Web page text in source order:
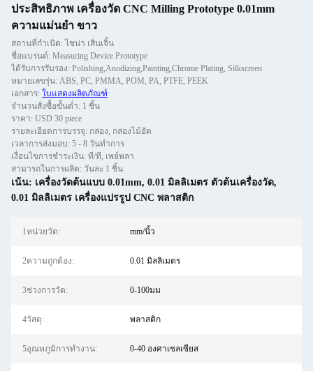
ประสิทธิภาพ เครื่องวัด CNC Milling Prototype 0.01mm
ความแม่นยํา ขาว
สถานที่กำเนิด: ไชน่า เสิ่นเจิ้น
ชื่อแบรนด์: Measuring Device Prototype
ได้รับการรับรอง: Polishing,Anodizing,Painting,Chrome Plating, Silkscreen
หมายเลขรุ่น: ABS, PC, PMMA, POM, PA, PTFE, PEEK
เอกสาร: ใบแสดงผลิตภัณฑ์
จำนวนสั่งซื้อขั้นต่ำ: 1 ชิ้น
ราคา: USD 30 piece
รายละเอียดการบรรจุ: กล่อง, กล่องไม้อัด
เวลาการส่งมอบ: 5 - 8 วันทำการ
เงื่อนไขการชำระเงิน: ที/ที, เพย์พลา
สามารถในการผลิต: วันละ 1 ชิ้น
เน้น: เครื่องวัดต้นแบบ 0.01mm, 0.01 มิลลิเมตร ตัวต้นเครื่องวัด,
0.01 มิลลิเมตร เครื่องแปรรูป CNC พลาสติก
1หน่วยวัด: mm/นิ้ว
2ความถูกต้อง: 0.01 มิลลิเมตร
3ช่วงการวัด: 0-100มม
4วัสดุ: พลาสติก
5อุณหภูมิการทํางาน: 0-40 องศาเซลเซียส